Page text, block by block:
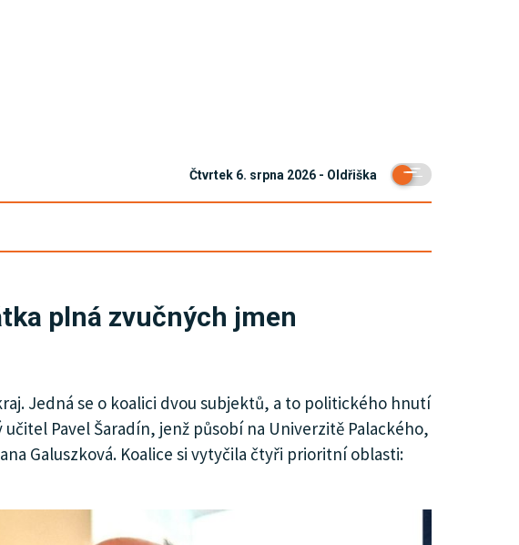
Čtvrtek 6. srpna 2026 - Oldřiška
plná zvučných jmen
Jedná se o koalici dvou subjektů, a to politického hnutí
Pavel Šaradín, jenž působí na Univerzitě Palackého,
Galuszková. Koalice si vytyčila čtyři prioritní oblasti: